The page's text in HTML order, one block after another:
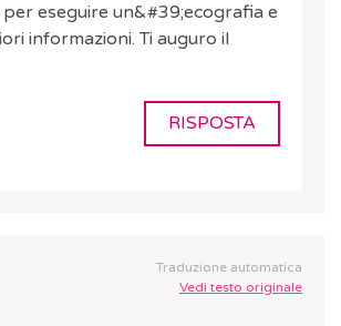
eseguire un&#39;ecografia e
informazioni. Ti auguro il
RISPOSTA
Traduzione automatica
Vedi testo originale